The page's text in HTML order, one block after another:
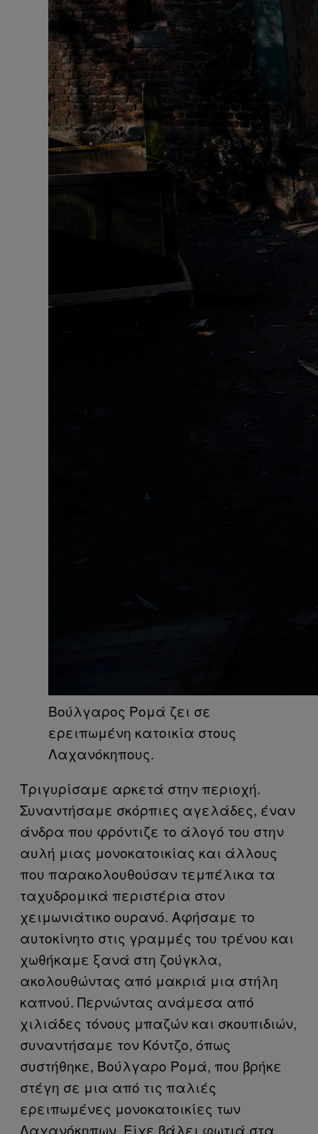
Βούλγαρος Ρομά ζει σε
ερειπωμένη κατοικία στους
Λαχανόκηπους.
Τριγυρίσαμε αρκετά στην περιοχή.
Συναντήσαμε σκόρπιες αγελάδες, έναν
άνδρα που φρόντιζε το άλογό του στην
αυλή μιας μονοκατοικίας και άλλους
που παρακολουθούσαν τεμπέλικα τα
ταχυδρομικά περιστέρια στον
χειμωνιάτικο ουρανό. Αφήσαμε το
αυτοκίνητο στις γραμμές του τρένου και
χωθήκαμε ξανά στη ζούγκλα,
ακολουθώντας από μακριά μια στήλη
καπνού. Περνώντας ανάμεσα από
χιλιάδες τόνους μπαζών και σκουπιδιών,
συναντήσαμε τον Κόντζο, όπως
συστήθηκε, Βούλγαρο Ρομά, που βρήκε
στέγη σε μια από τις παλιές
ερειπωμένες μονοκατοικίες των
Λαχανόκηπων. Είχε βάλει φωτιά στα